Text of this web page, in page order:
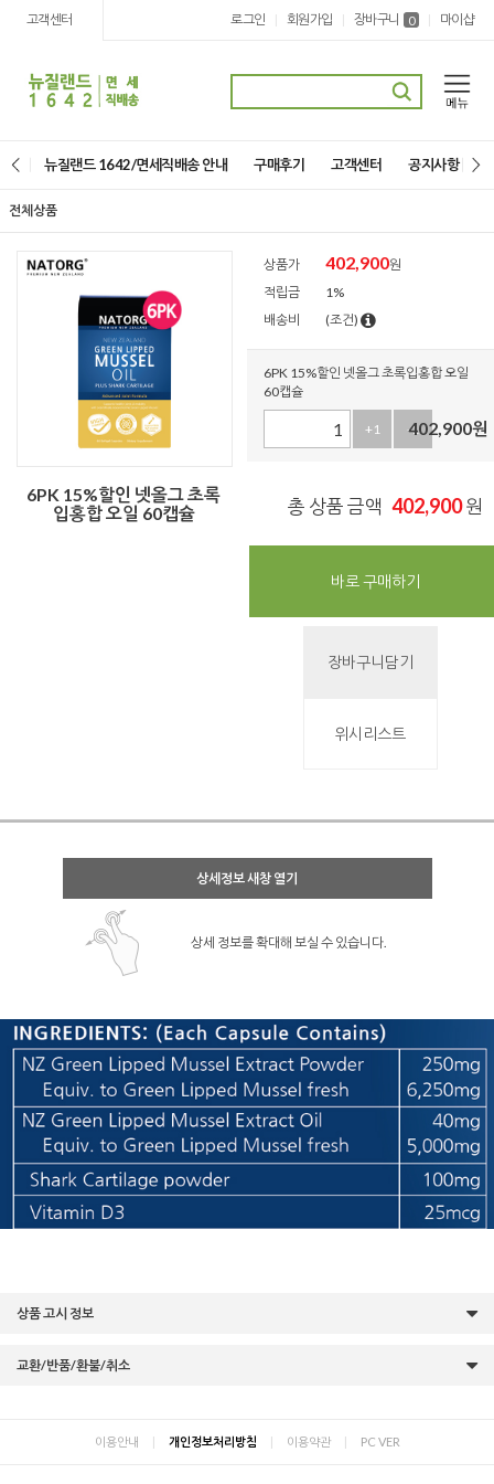
고객센터 로그인 | 회원가입 | 장바구니 0 | 마이샵
뉴질랜드 1642/면세직배송 안내 구매후기 고객센터 공지사항
전체상품
6PK 15%할인 넷올그 초록
입홍합 오일 60캡슐
상품가 402,900원
적립금
1%
배송비
(조건)
6PK 15%할인 넷올그 초록입홍합 오일
60캡슐
+1 -1
402,900원
총 상품 금액 402,900원
바로 구매하기
장바구니담기
위시리스트
상세정보 새창 열기
상세 정보를 확대해 보실 수 있습니다.
상품 고시 정보
교환/반품/환불/취소
이용안내 개인정보처리방침 이용약관 PC VER